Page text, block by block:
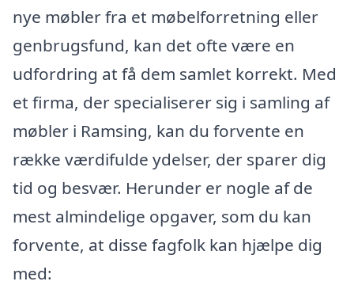
nye møbler fra et møbelforretning eller
genbrugsfund, kan det ofte være en
udfordring at få dem samlet korrekt. Med
et firma, der specialiserer sig i samling af
møbler i Ramsing, kan du forvente en
række værdifulde ydelser, der sparer dig
tid og besvær. Herunder er nogle af de
mest almindelige opgaver, som du kan
forvente, at disse fagfolk kan hjælpe dig
med: